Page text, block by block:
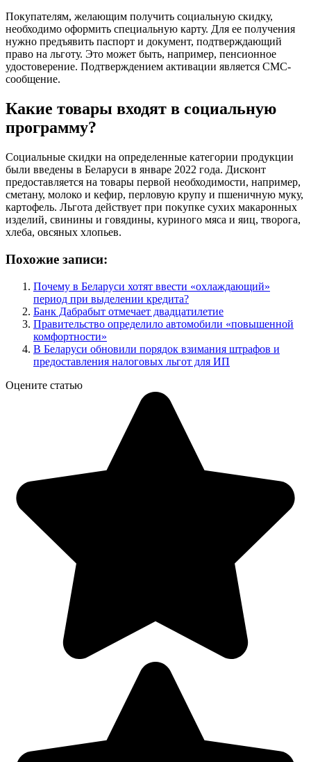
Покупателям, желающим получить социальную скидку,
необходимо оформить специальную карту. Для ее получения
нужно предъявить паспорт и документ, подтверждающий
право на льготу. Это может быть, например, пенсионное
удостоверение. Подтверждением активации является СМС-
сообщение.
Какие товары входят в социальную
программу?
Социальные скидки на определенные категории продукции
были введены в Беларуси в январе 2022 года. Дисконт
предоставляется на товары первой необходимости, например,
сметану, молоко и кефир, перловую крупу и пшеничную муку,
картофель. Льгота действует при покупке сухих макаронных
изделий, свинины и говядины, куриного мяса и яиц, творога,
хлеба, овсяных хлопьев.
Похожие записи:
Почему в Беларуси хотят ввести «охлаждающий»
период при выделении кредита?
Банк Дабрабыт отмечает двадцатилетие
Правительство определило автомобили «повышенной
комфортности»
В Беларуси обновили порядок взимания штрафов и
предоставления налоговых льгот для ИП
Оцените статью